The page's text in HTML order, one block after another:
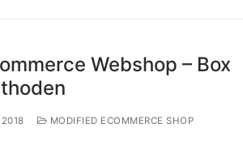
Webshop – Box
MODIFIED ECOMMERCE SHOP